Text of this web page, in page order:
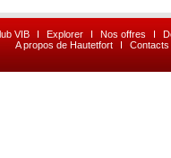
VIB I Explorer I Nos offres I
A propos de Hautetfort
I Contacts